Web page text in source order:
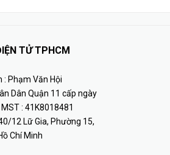
TỬ TPHCM
: Phạm Văn Hội
Dân Quận 11 cấp ngày
: 41K8018481
12 Lữ Gia, Phường 15,
Chí Minh